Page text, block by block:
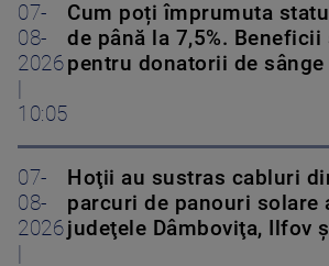
07-
08-
2026
10:05
Cum poți împrumuta
de până la 7,5%.
pentru donatorii de sânge
07-
08-
2026
Hoţii au sustras cabluri
parcuri de panouri solare
judeţele Dâmboviţa, Ilfov